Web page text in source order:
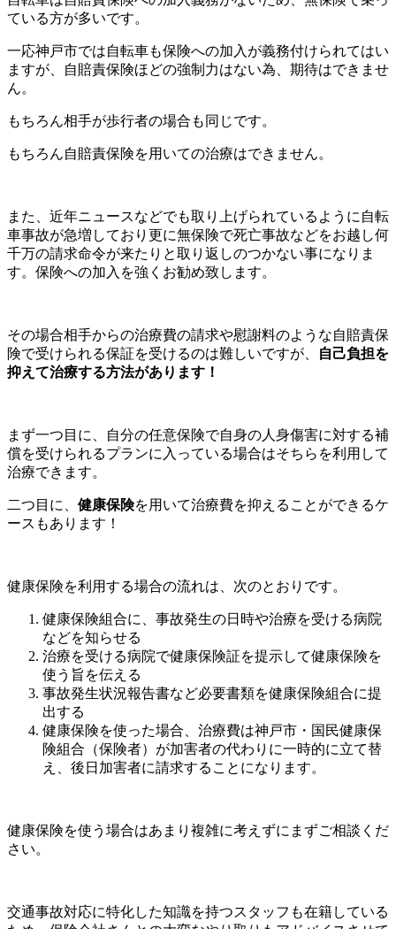
ている方が多いです。
一応神戸市では自転車も保険への加入が義務付けられてはい
ますが、自賠責保険ほどの強制力はない為、期待はできませ
ん。
もちろん相手が歩行者の場合も同じです。
もちろん自賠責保険を用いての治療はできません。
また、近年ニュースなどでも取り上げられているように自転
車事故が急増しており更に無保険で死亡事故などをお越し何
千万の請求命令が来たりと取り返しのつかない事になりま
す。保険への加入を強くお勧め致します。
その場合相手からの治療費の請求や慰謝料のような自賠責保
険で受けられる保証を受けるのは難しいですが、
自己負担を
抑えて治療する方法があります！
まず一つ目に、自分の任意保険で自身の人身傷害に対する補
償を受けられるプランに入っている場合はそちらを利用して
治療できます。
二つ目に、 健康保険を用いて治療費を抑えることができるケ
ースもあります！
健康保険を利用する場合の流れは、次のとおりです。
健康保険組合に、事故発生の日時や治療を受ける病院
などを知らせる
治療を受ける病院で健康保険証を提示して健康保険を
使う旨を伝える
事故発生状況報告書など必要書類を健康保険組合に提
出する
健康保険を使った場合、治療費は神戸市・国民健康保
険組合（保険者）が加害者の代わりに一時的に立て替
え、後日加害者に請求することになります。
健康保険を使う場合はあまり複雑に考えずにまずご相談くだ
さい。
交通事故対応に特化した知識を持つスタッフも在籍している